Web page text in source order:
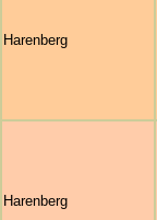
Harenberg
Harenberg